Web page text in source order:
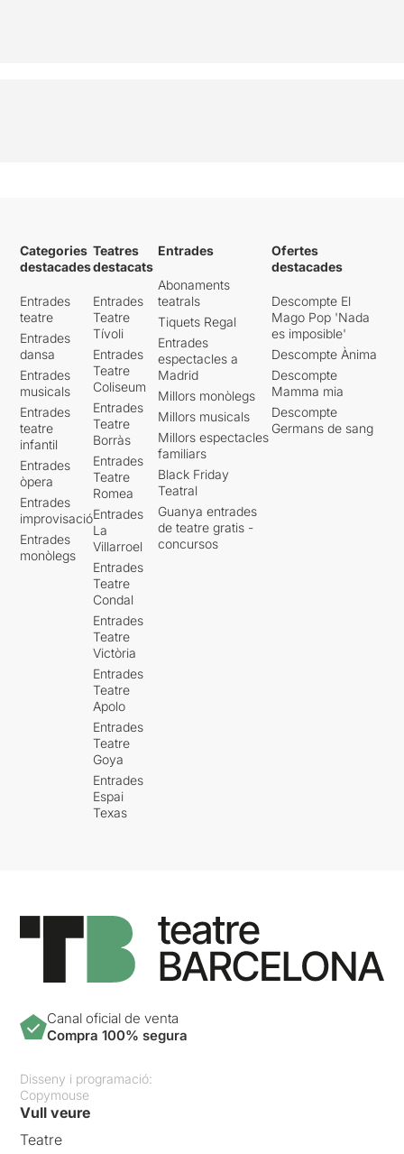
Categories
destacades
Entrades
teatre
Entrades
dansa
Entrades
musicals
Entrades
teatre
infantil
Entrades
òpera
Entrades
improvisació
Entrades
monòlegs
Teatres
destacats
Entrades
Teatre
Tívoli
Entrades
Teatre
Coliseum
Entrades
Teatre
Borràs
Entrades
Teatre
Romea
Entrades
La
Villarroel
Entrades
Teatre
Condal
Entrades
Teatre
Victòria
Entrades
Teatre
Apolo
Entrades
Teatre
Goya
Entrades
Espai
Texas
Entrades
Abonaments
teatrals
Tiquets Regal
Entrades
espectacles a
Madrid
Millors monòlegs
Millors musicals
Millors espectacles
familiars
Black Friday
Teatral
Guanya entrades
de teatre gratis -
concursos
Ofertes
destacades
Descompte El
Mago Pop 'Nada
es imposible'
Descompte Ànima
Descompte
Mamma mia
Descompte
Germans de sang
Canal oficial de venta
Compra 100% segura
Disseny i programació:
Copymouse
Vull veure
Teatre